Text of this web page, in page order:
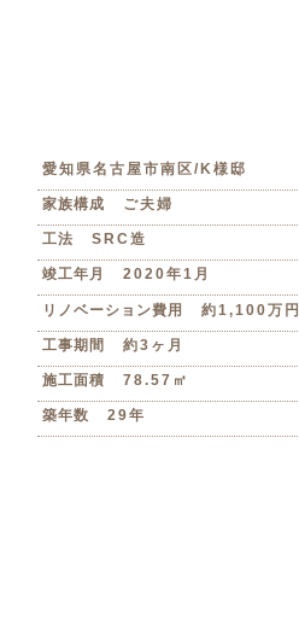
愛知県名古屋市南区/K様邸
家族構成 ご夫婦
工法 SRC造
竣工年月 2020年1月
リノベーション費用 約1,100万円
工事期間 約3ヶ月
施工面積 78.57㎡
築年数 29年